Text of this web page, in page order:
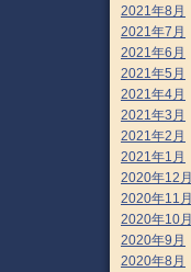
2021年8月
2021年7月
2021年6月
2021年5月
2021年4月
2021年3月
2021年2月
2021年1月
2020年12月
2020年11月
2020年10月
2020年9月
2020年8月